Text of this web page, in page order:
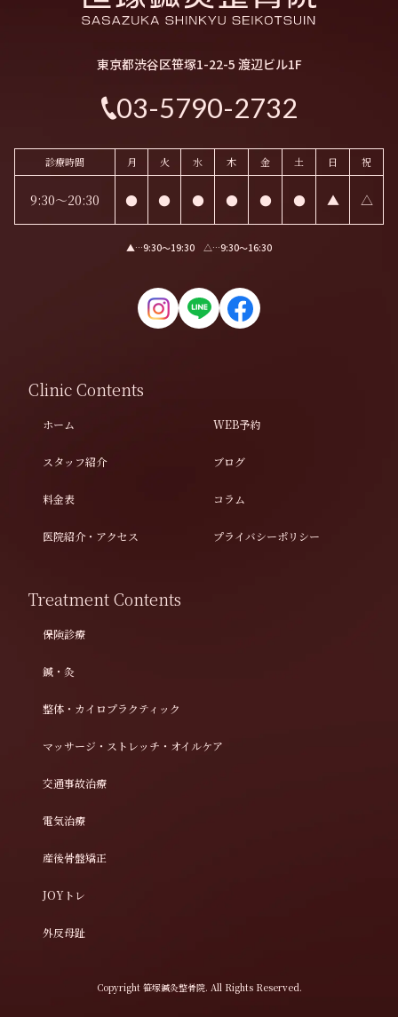
東京都渋谷区笹塚1-22-5 渡辺ビル1F
03-5790-2732
診療時間 月 火 水 木 金 土 日 祝
9:30～20:30 ● ● ● ● ● ● ▲ △
▲…9:30〜19:30 △…9:30〜16:30
Clinic Contents
ホーム
スタッフ紹介
料金表
医院紹介・アクセス
WEB予約
ブログ
コラム
プライバシーポリシー
Treatment Contents
保険診療
鍼・灸
整体・カイロプラクティック
マッサージ・ストレッチ・オイルケア
交通事故治療
電気治療
産後骨盤矯正
JOYトレ
外反母趾
Copyright 笹塚鍼灸整骨院. All Rights Reserved.